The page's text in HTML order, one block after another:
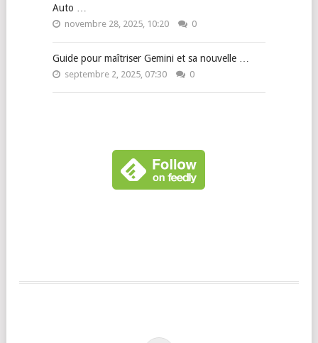
Auto …
novembre 28, 2025, 10:20 0
Guide pour maîtriser Gemini et sa nouvelle …
septembre 2, 2025, 07:30 0